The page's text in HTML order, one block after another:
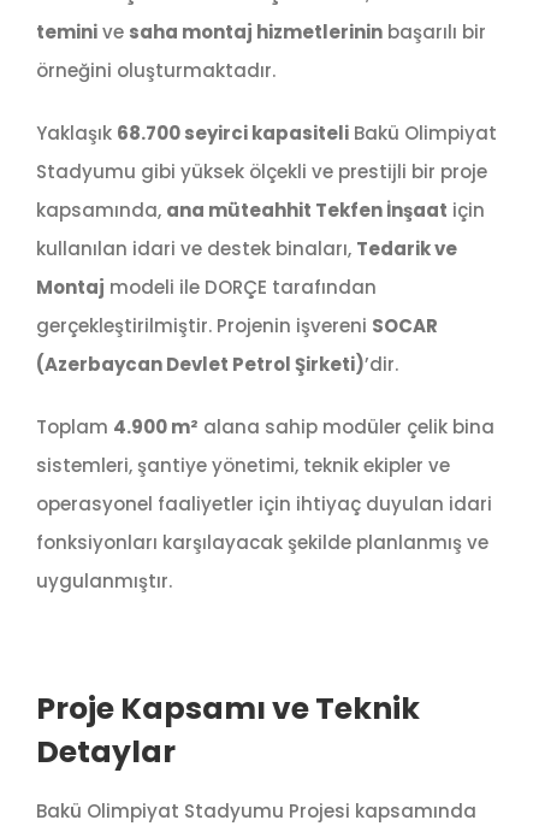
teminive saha montaj hizmetlerininbaşarılı bir
örneğini oluşturmaktadır.
Yaklaşık 68.700 seyirci kapasiteliBakü Olimpiyat
Stadyumu gibi yüksek ölçekli ve prestijli bir proje
kapsamında, ana müteahhit Tekfen İnşaat için
kullanılan idari ve destek binaları, Tedarik ve
Montaj modeli ile DORÇE tarafından
gerçekleştirilmiştir. Projenin işvereni SOCAR
(Azerbaycan Devlet Petrol Şirketi)’dir.
Toplam 4.900 m² alana sahip modüler çelik bina
sistemleri, şantiye yönetimi, teknik ekipler ve
operasyonel faaliyetler için ihtiyaç duyulan idari
fonksiyonları karşılayacak şekilde planlanmış ve
uygulanmıştır.
Proje Kapsamı ve Teknik
Detaylar
Bakü Olimpiyat Stadyumu Projesi kapsamında